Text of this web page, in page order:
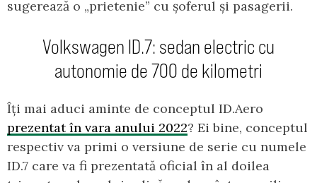
sugerează o „prietenie” cu șoferul și pasagerii.
Volkswagen ID.7: sedan electric cu
autonomie de 700 de kilometri
Îți mai aduci aminte de conceptul ID.Aero
prezentat în vara anului 2022? Ei bine, conceptul
respectiv va primi o versiune de serie cu numele
ID.7 care va fi prezentată oficial în al doilea